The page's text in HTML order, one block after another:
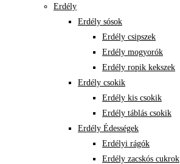
Erdély
Erdély sósok
Erdély csipszek
Erdély mogyorók
Erdély ropik kekszek
Erdély csokik
Erdély kis csokik
Erdély táblás csokik
Erdély Édességek
Erdélyi rágók
Erdély zacskós cukrok